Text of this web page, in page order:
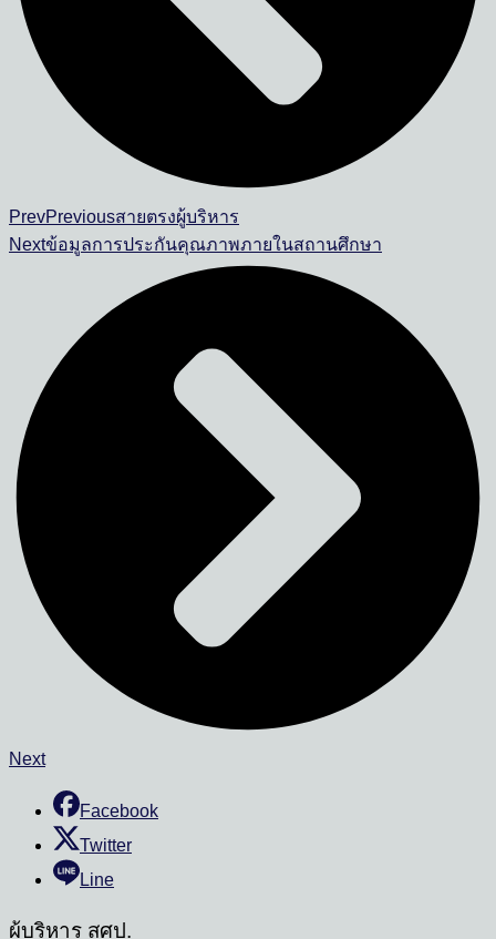
PrevPreviousสายตรงผู้บริหาร
Nextข้อมูลการประกันคุณภาพภายในสถานศึกษา
Next
Facebook
Twitter
Line
ผู้บริหาร สศป.